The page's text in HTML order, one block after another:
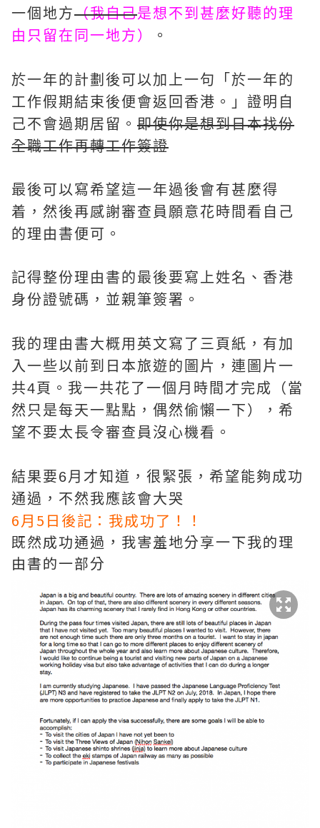
一個地方（我自己是想不到甚麼好聽的理
由只留在同一地方）
。
於一年的計劃後可以加上一句「於一年的
工作假期結束後便會返回香港。」證明自
己不會過期居留。 即使你是想到日本找份
全職工作再轉工作簽證
最後可以寫希望這一年過後會有甚麼得
着，然後再感謝審查員願意花時間看自己
的理由書便可。
記得整份理由書的最後要寫上姓名、香港
身份證號碼，並親筆簽署。
我的理由書大概用英文寫了三頁紙，有加
入一些以前到日本旅遊的圖片，連圖片一
共4頁。我一共花了一個月時間才完成（當
然只是每天一點點，偶然偷懶一下），希
望不要太長令審查員沒心機看。
結果要6月才知道，很緊張，希望能夠成功
通過，不然我應該會大哭
6月5日後記：我成功了！！
既然成功通過，我害羞地分享一下我的理
由書的一部分